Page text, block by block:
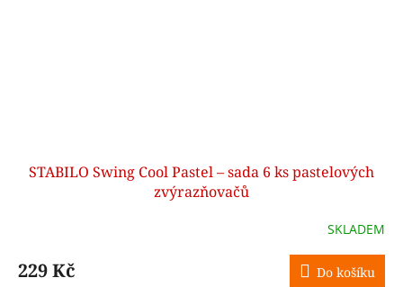
STABILO Swing Cool Pastel – sada 6 ks pastelových
zvýrazňovačů
SKLADEM
229 Kč Do košíku